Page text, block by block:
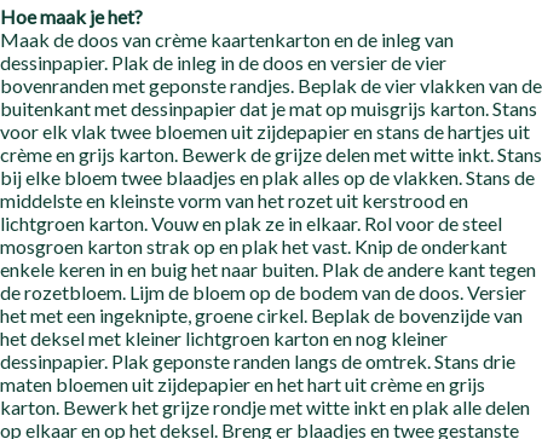
Hoe maak je het?
Maak de doos van crème kaartenkarton en de inleg van
dessinpapier. Plak de inleg in de doos en versier de vier
bovenranden met geponste randjes. Beplak de vier vlakken van de
buitenkant met dessinpapier dat je mat op muisgrijs karton. Stans
voor elk vlak twee bloemen uit zijdepapier en stans de hartjes uit
crème en grijs karton. Bewerk de grijze delen met witte inkt. Stans
bij elke bloem twee blaadjes en plak alles op de vlakken. Stans de
middelste en kleinste vorm van het rozet uit kerstrood en
lichtgroen karton. Vouw en plak ze in elkaar. Rol voor de steel
mosgroen karton strak op en plak het vast. Knip de onderkant
enkele keren in en buig het naar buiten. Plak de andere kant tegen
de rozetbloem. Lijm de bloem op de bodem van de doos. Versier
het met een ingeknipte, groene cirkel. Beplak de bovenzijde van
het deksel met kleiner lichtgroen karton en nog kleiner
dessinpapier. Plak geponste randen langs de omtrek. Stans drie
maten bloemen uit zijdepapier en het hart uit crème en grijs
karton. Bewerk het grijze rondje met witte inkt en plak alle delen
op elkaar en op het deksel. Breng er blaadjes en twee gestanste